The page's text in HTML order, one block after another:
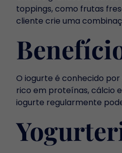
toppings, como frutas
cliente crie uma
O iogurte é conhecido
rico em proteínas, cálcio
iogurte regularmente